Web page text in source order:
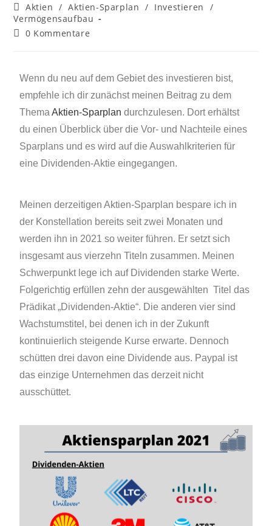
Aktien / Aktien-Sparplan / Investieren
/
Vermögensaufbau
0 Kommentare
Wenn du neu auf dem Gebiet des investieren bist,
empfehle ich dir zunächst meinen Beitrag zu dem
ThemaAktien-Sparplan durchzulesen. Dort erhältst
du einen Überblick über die Vor- und Nachteile eines
Sparplans und es wird auf die Auswahlkriterien für
eine Dividenden-Aktie eingegangen.
Meinen derzeitigen Aktien-Sparplan bespare ich in
der Konstellation bereits seit zwei Monaten und
werden ihn in 2021 so weiter führen. Er setzt sich
insgesamt aus vierzehn Titeln zusammen. Meinen
Schwerpunkt lege ich auf Dividenden starke Werte.
Folgerichtig erfüllen zehn der ausgewählten Titel das
Prädikat „Dividenden-Aktie“. Die anderen vier sind
Wachstumstitel, bei denen ich in der Zukunft
kontinuierlich steigende Kurse erwarte. Dennoch
schütten drei davon eine Dividende aus. Paypal ist
das einzige Unternehmen das derzeit nicht
ausschüttet.